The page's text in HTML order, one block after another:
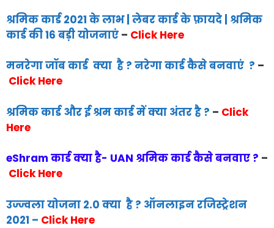
श्रमिक कार्ड 2021 के लाभ | लेबर कार्ड के फ़ायदे | श्रमिक
कार्ड की 16 बड़ी योजनाएं – Click Here
मनरेगा जॉब कार्ड क्या है ? नरेगा कार्ड कैसे बनवाएं ? –
Click Here
श्रमिक कार्ड और ई श्रम कार्ड में क्या अंतर है ? – Click
Here
eShram कार्ड क्या है- UAN श्रमिक कार्ड कैसे बनवाए ? –
Click Here
उज्ज्वला योजना 2.0 क्या है ? ऑनलाइन रजिस्ट्रेशन
2021 – Click Here